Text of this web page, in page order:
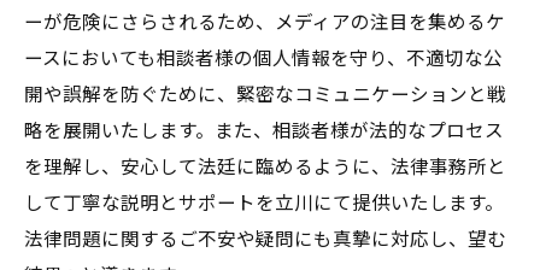
ーが危険にさらされるため、メディアの注目を集めるケ
ースにおいても相談者様の個人情報を守り、不適切な公
開や誤解を防ぐために、緊密なコミュニケーションと戦
略を展開いたします。また、相談者様が法的なプロセス
を理解し、安心して法廷に臨めるように、法律事務所と
して丁寧な説明とサポートを立川にて提供いたします。
法律問題に関するご不安や疑問にも真摯に対応し、望む